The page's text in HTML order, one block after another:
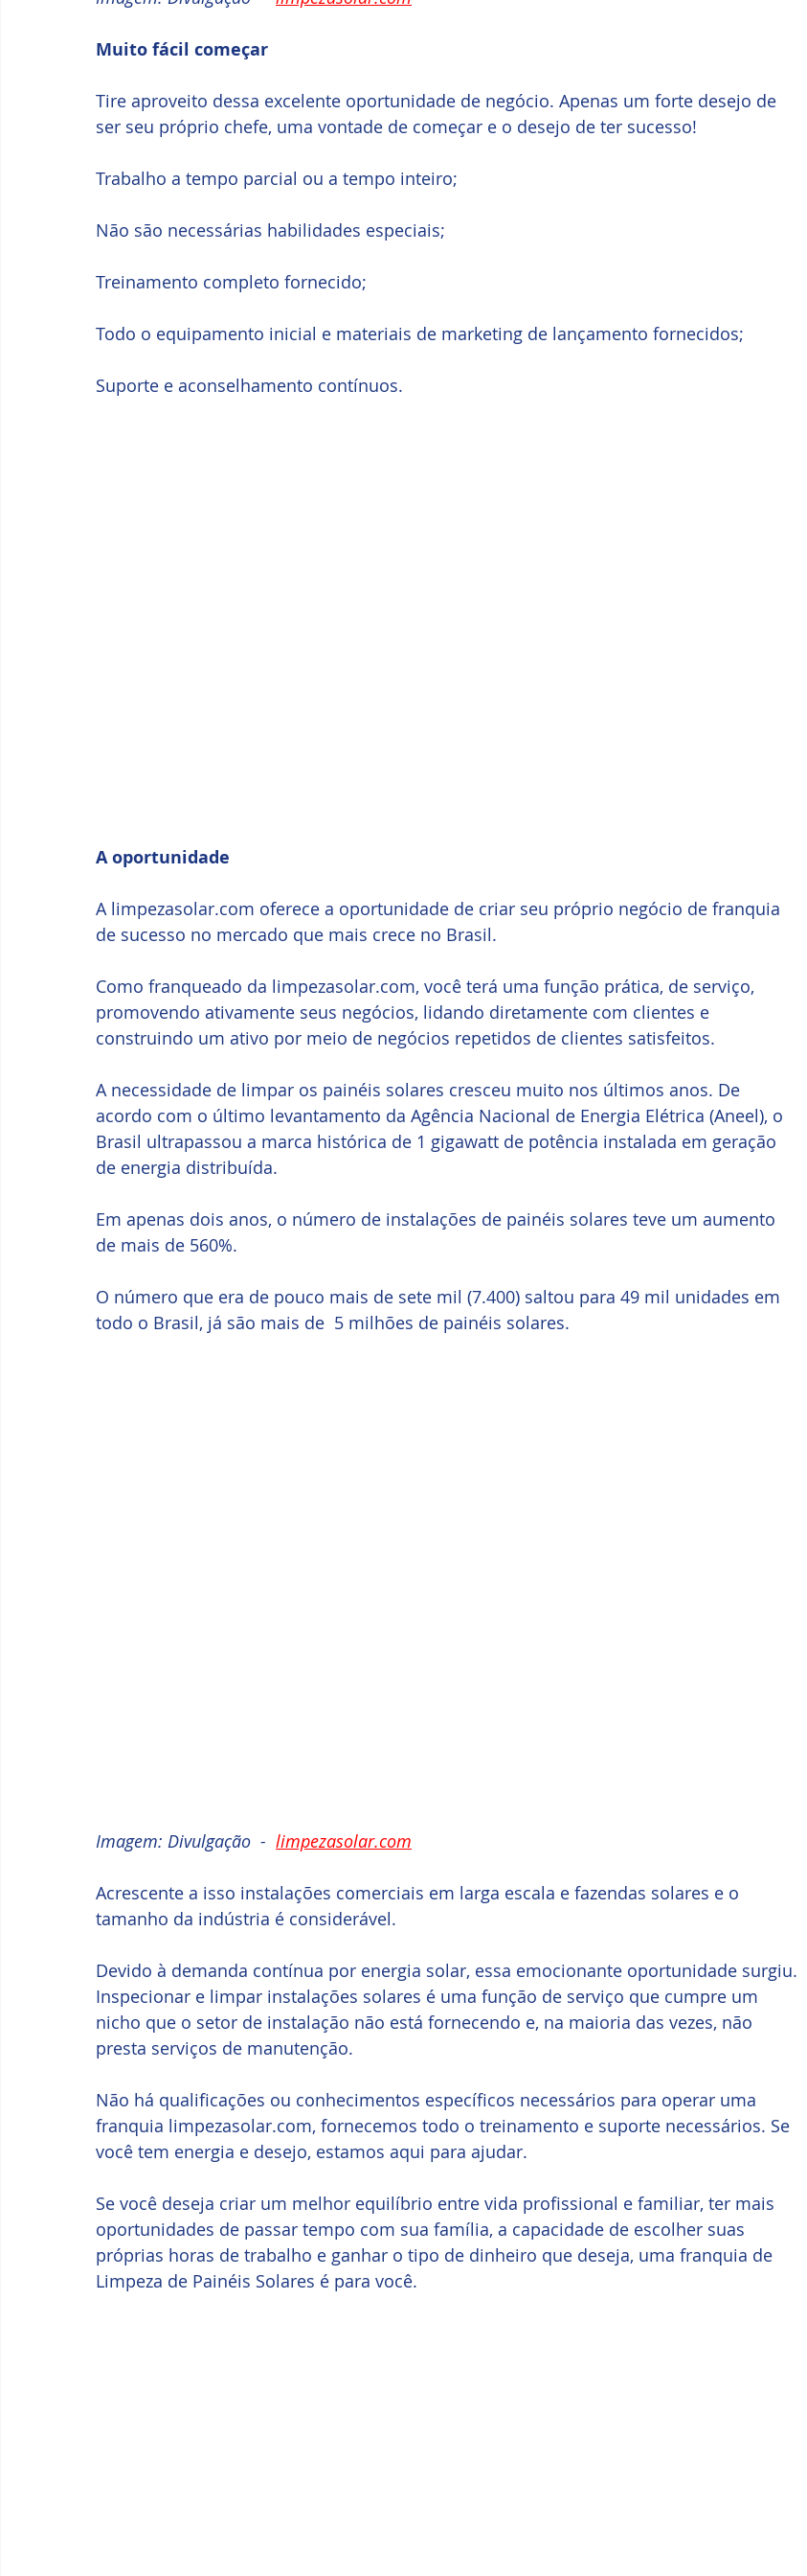
Muito fácil começar
Tire aproveito dessa excelente oportunidade de negócio. Apenas um forte desejo de
ser seu próprio chefe, uma vontade de começar e o desejo de ter sucesso!
Trabalho a tempo parcial ou a tempo inteiro;
Não são necessárias habilidades especiais;
Treinamento completo fornecido;
Todo o equipamento inicial e materiais de marketing de lançamento fornecidos;
Suporte e aconselhamento contínuos.
A oportunidade
A limpezasolar.com oferece a oportunidade de criar seu próprio negócio de franquia
de sucesso no mercado que mais crece no Brasil.
Como franqueado da limpezasolar.com, você terá uma função prática, de serviço,
promovendo ativamente seus negócios, lidando diretamente com clientes e
construindo um ativo por meio de negócios repetidos de clientes satisfeitos.
A necessidade de limpar os painéis solares cresceu muito nos últimos anos. De
acordo com o último levantamento da Agência Nacional de Energia Elétrica (Aneel), o
Brasil ultrapassou a marca histórica de 1 gigawatt de potência instalada em geração
de energia distribuída.
Em apenas dois anos, o número de instalações de painéis solares teve um aumento
de mais de 560%.
O número que era de pouco mais de sete mil (7.400) saltou para 49 mil unidades em
todo o Brasil, já são mais de  5 milhões de painéis solares.
Imagem: Divulgação  - limpezasolar.com
Acrescente a isso instalações comerciais em larga escala e fazendas solares e o
tamanho da indústria é considerável.
Devido à demanda contínua por energia solar, essa emocionante oportunidade surgiu.
Inspecionar e limpar instalações solares é uma função de serviço que cumpre um
nicho que o setor de instalação não está fornecendo e, na maioria das vezes, não
presta serviços de manutenção.
Não há qualificações ou conhecimentos específicos necessários para operar uma
franquia limpezasolar.com, fornecemos todo o treinamento e suporte necessários. Se
você tem energia e desejo, estamos aqui para ajudar.
Se você deseja criar um melhor equilíbrio entre vida profissional e familiar, ter mais
oportunidades de passar tempo com sua família, a capacidade de escolher suas
próprias horas de trabalho e ganhar o tipo de dinheiro que deseja, uma franquia de
Limpeza de Painéis Solares é para você.